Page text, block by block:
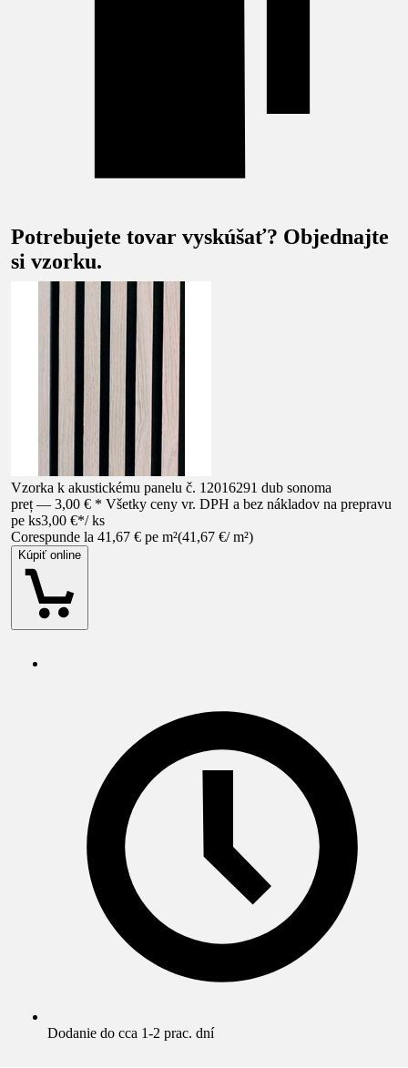
Potrebujete tovar vyskúšať? Objednajte
si vzorku.
Vzorka k akustickému panelu č. 12016291 dub sonoma
preț — 3,00 € * Všetky ceny vr. DPH a bez nákladov na prepravu
pe ks3,00 €*/ ks
Corespunde la 41,67 € pe m²(41,67 €/ m²)
Kúpiť online
Dodanie do cca 1-2 prac. dní